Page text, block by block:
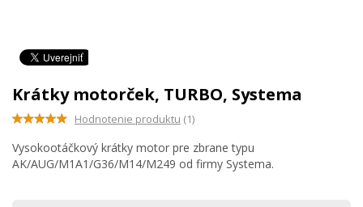
Krátky motorček, TURBO, Systema
Hodnotenie produktu (1)
Vysokootáčkový krátky motor pre zbrane typu
AK/AUG/M1A1/G36/M14/M249 od firmy Systema.